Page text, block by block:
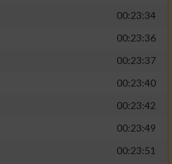
00:23:34
00:23:36
00:23:37
00:23:40
00:23:42
00:23:49
00:23:51